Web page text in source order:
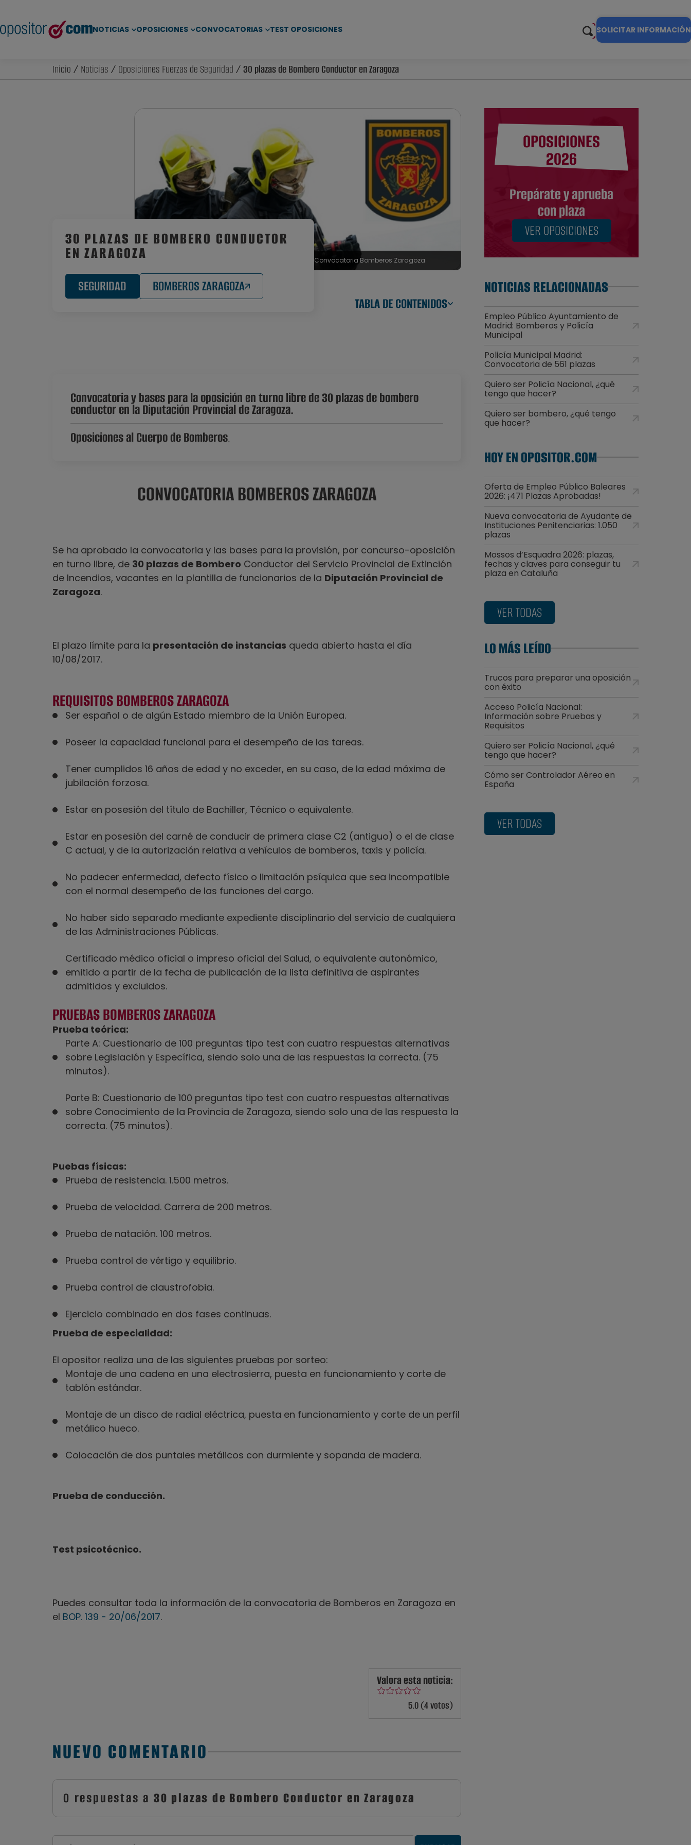
NOTICIAS OPOSICIONES CONVOCATORIAS TEST OPOSICIONES SOLICITAR INFORMACIÓN
Inicio / Noticias / Oposiciones Fuerzas de Seguridad / 30 plazas de Bombero Conductor en Zaragoza
Convocatoria Bomberos Zaragoza
30 PLAZAS DE BOMBERO CONDUCTOR
EN ZARAGOZA
SEGURIDAD
BOMBEROS ZARAGOZA
TABLA DE CONTENIDOS
Convocatoria y bases para la oposición en turno libre de 30 plazas de bombero
conductor en la Diputación Provincial de Zaragoza.
Oposiciones al Cuerpo de Bomberos.
CONVOCATORIA BOMBEROS ZARAGOZA
Se ha aprobado la convocatoria y las bases para la provisión, por concurso-oposición
en turno libre, de 30 plazas de Bombero Conductor del Servicio Provincial de Extinción
de Incendios, vacantes en la plantilla de funcionarios de la Diputación Provincial de
Zaragoza.
El plazo límite para la presentación de instancias queda abierto hasta el día
10/08/2017.
REQUISITOS BOMBEROS ZARAGOZA
Ser español o de algún Estado miembro de la Unión Europea.
Poseer la capacidad funcional para el desempeño de las tareas.
Tener cumplidos 16 años de edad y no exceder, en su caso, de la edad máxima de
jubilación forzosa.
Estar en posesión del título de Bachiller, Técnico o equivalente.
Estar en posesión del carné de conducir de primera clase C2 (antiguo) o el de clase
C actual, y de la autorización relativa a vehículos de bomberos, taxis y policía.
No padecer enfermedad, defecto físico o limitación psíquica que sea incompatible
con el normal desempeño de las funciones del cargo.
No haber sido separado mediante expediente disciplinario del servicio de cualquiera
de las Administraciones Públicas.
Certificado médico oficial o impreso oficial del Salud, o equivalente autonómico,
emitido a partir de la fecha de publicación de la lista definitiva de aspirantes
admitidos y excluidos.
PRUEBAS BOMBEROS ZARAGOZA
Prueba teórica:
Parte A: Cuestionario de 100 preguntas tipo test con cuatro respuestas alternativas
sobre Legislación y Específica, siendo solo una de las respuestas la correcta. (75
minutos).
Parte B: Cuestionario de 100 preguntas tipo test con cuatro respuestas alternativas
sobre Conocimiento de la Provincia de Zaragoza, siendo solo una de las respuesta la
correcta. (75 minutos).
Puebas físicas:
Prueba de resistencia. 1.500 metros.
Prueba de velocidad. Carrera de 200 metros.
Prueba de natación. 100 metros.
Prueba control de vértigo y equilibrio.
Prueba control de claustrofobia.
Ejercicio combinado en dos fases continuas.
Prueba de especialidad:
El opositor realiza una de las siguientes pruebas por sorteo:
Montaje de una cadena en una electrosierra, puesta en funcionamiento y corte de
tablón estándar.
Montaje de un disco de radial eléctrica, puesta en funcionamiento y corte de un perfil
metálico hueco.
Colocación de dos puntales metálicos con durmiente y sopanda de madera.
Prueba de conducción.
Test psicotécnico.
Puedes consultar toda la información de la convocatoria de Bomberos en Zaragoza en
el BOP. 139 - 20/06/2017.
Valora esta noticia:
5.0 (4 votos)
NUEVO COMENTARIO
0 respuestas a 30 plazas de Bombero Conductor en Zaragoza
OPOSICIONES
2026
Prepárate y aprueba
con plaza
VER OPOSICIONES
NOTICIAS RELACIONADAS
Empleo Público Ayuntamiento de
Madrid: Bomberos y Policía
Municipal
Policía Municipal Madrid:
Convocatoria de 561 plazas
Quiero ser Policía Nacional, ¿qué
tengo que hacer?
Quiero ser bombero, ¿qué tengo
que hacer?
HOY EN OPOSITOR.COM
Oferta de Empleo Público Baleares
2026: ¡471 Plazas Aprobadas!
Nueva convocatoria de Ayudante de
Instituciones Penitenciarias: 1.050
plazas
Mossos d’Esquadra 2026: plazas,
fechas y claves para conseguir tu
plaza en Cataluña
VER TODAS
LO MÁS LEÍDO
Trucos para preparar una oposición
con éxito
Acceso Policía Nacional:
Información sobre Pruebas y
Requisitos
Quiero ser Policía Nacional, ¿qué
tengo que hacer?
Cómo ser Controlador Aéreo en
España
VER TODAS